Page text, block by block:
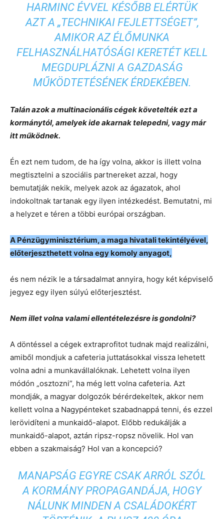
HARMINC ÉVVEL KÉSŐBB ELÉRTÜK
AZT A „TECHNIKAI FEJLETTSÉGET”,
AMIKOR AZ ÉLŐMUNKA
FELHASZNÁLHATÓSÁGI KERETÉT KELL
MEGDUPLÁZNI A GAZDASÁG
MŰKÖDTETÉSÉNEK ÉRDEKÉBEN.
Talán azok a multinacionális cégek követelték ezt a
kormánytól, amelyek ide akarnak telepedni, vagy már
itt működnek.
Én ezt nem tudom, de ha így volna, akkor is illett volna
megtisztelni a szociális partnereket azzal, hogy
bemutatják nekik, melyek azok az ágazatok, ahol
indokoltnak tartanak egy ilyen intézkedést. Bemutatni, mi
a helyzet e téren a többi európai országban.
A Pénzügyminisztérium, a maga hivatali tekintélyével,
előterjeszthetett volna egy komoly anyagot,
és nem nézik le a társadalmat annyira, hogy két képviselő
jegyez egy ilyen súlyú előterjesztést.
Nem illet volna valami ellentételezésre is gondolni?
A döntéssel a cégek extraprofitot tudnak majd realizálni,
amiből mondjuk a cafeteria juttatásokkal vissza lehetett
volna adni a munkavállalóknak. Lehetett volna ilyen
módón „osztozni”, ha még lett volna cafeteria. Azt
mondják, a magyar dolgozók bérérdekeltek, akkor nem
kellett volna a Nagypénteket szabadnappá tenni, és ezzel
lerövidíteni a munkaidő-alapot. Előbb redukálják a
munkaidő-alapot, aztán ripsz-ropsz növelik. Hol van
ebben a szakmaiság? Hol van a koncepció?
MANAPSÁG EGYRE CSAK ARRÓL SZÓL
A KORMÁNY PROPAGANDÁJA, HOGY
NÁLUNK MINDEN A CSALÁDOKÉRT